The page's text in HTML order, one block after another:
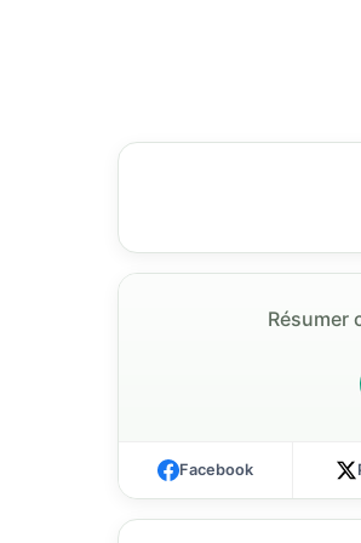
Résumer
Facebook